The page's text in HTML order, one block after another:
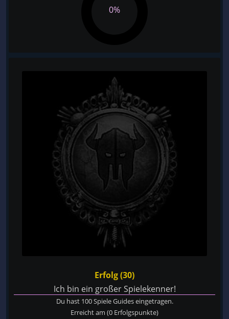
0%
Erfolg (30)
Ich bin ein großer Spielekenner!
Du hast 100 Spiele Guides eingetragen.
Erreicht am (0 Erfolgspunkte)